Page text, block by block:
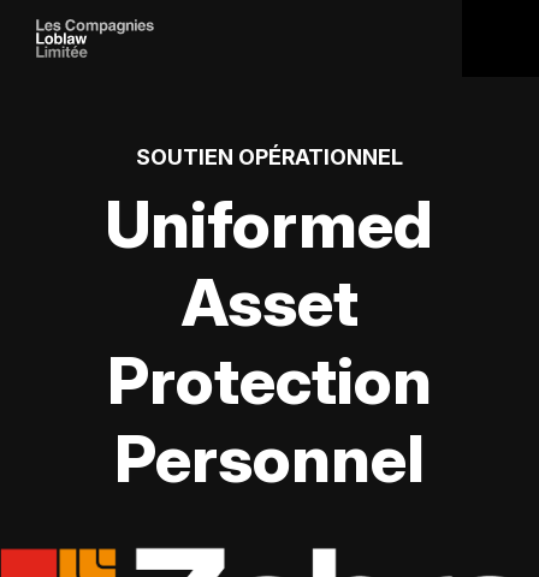
SOUTIEN OPÉRATIONNEL
Uniformed
Asset
Protection
Personnel